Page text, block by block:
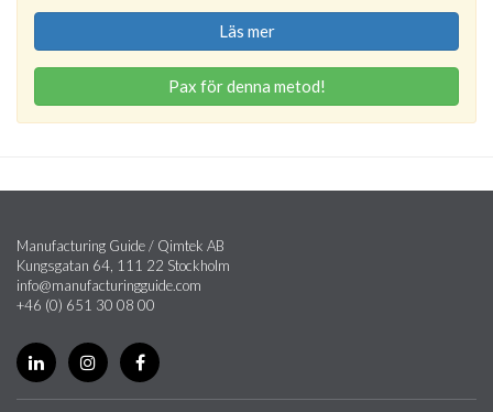
Läs mer
Pax för denna metod!
Manufacturing Guide / Qimtek AB
Kungsgatan 64, 111 22 Stockholm
info@manufacturingguide.com
+46 (0) 651 30 08 00